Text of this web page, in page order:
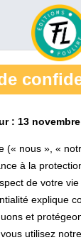
: 13
(« nous », «
à la
de votre
explique
et
utilisez